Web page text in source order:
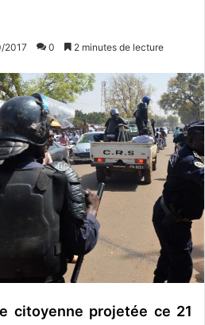
2017 0 2 minutes de lecture
citoyenne projetée ce 21